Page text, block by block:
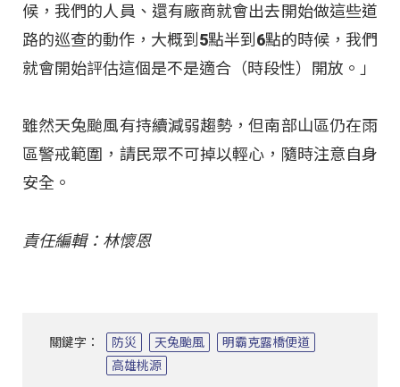
候，我們的人員、還有廠商就會出去開始做這些道
路的巡查的動作，大概到5點半到6點的時候，我們
就會開始評估這個是不是適合（時段性）開放。」
雖然天兔颱風有持續減弱趨勢，但南部山區仍在雨
區警戒範圍，請民眾不可掉以輕心，隨時注意自身
安全。
責任編輯：林懷恩
關鍵字： 防災 天兔颱風
明霸克露橋便道
高雄桃源